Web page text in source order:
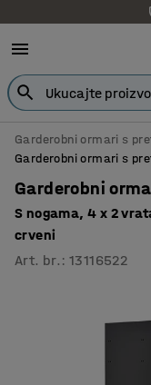
Garderobni ormari s
Garderobni ormari s
Garderobni
S nogama, 4 x 2
crveni
Art. br. :13116522